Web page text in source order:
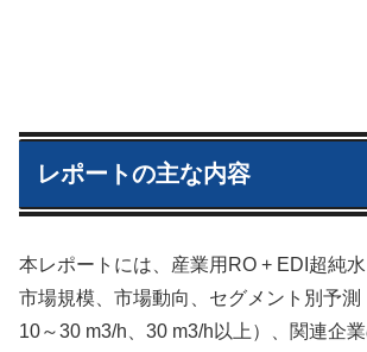
レポートの主な内容
本レポートには、産業用RO + EDI超純
市場規模、市場動向、セグメント別予測
10～30 m3/h、30 m3/h以上）、関連企